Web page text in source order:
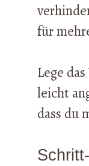
für
Lege
leicht
dass du